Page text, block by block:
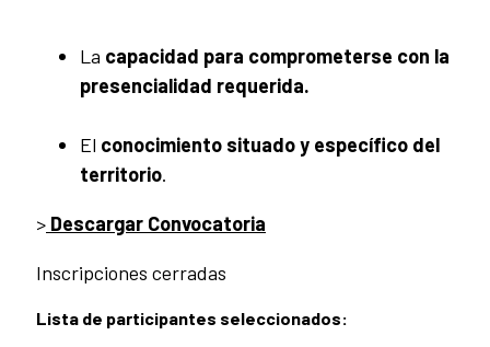
La capacidad para comprometerse con la
presencialidad requerida.
El conocimiento situado y específico del
territorio.
> Descargar Convocatoria
Inscripciones cerradas
Lista de participantes seleccionados: